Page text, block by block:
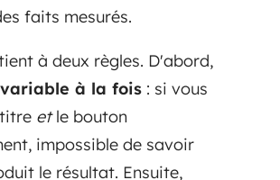
faits mesurés.
à deux règles. D'abord,
à la fois : si vous
etle bouton
impossible de savoir
le résultat. Ensuite,